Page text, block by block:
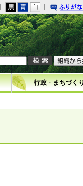
｜
りが
行政・まちづく